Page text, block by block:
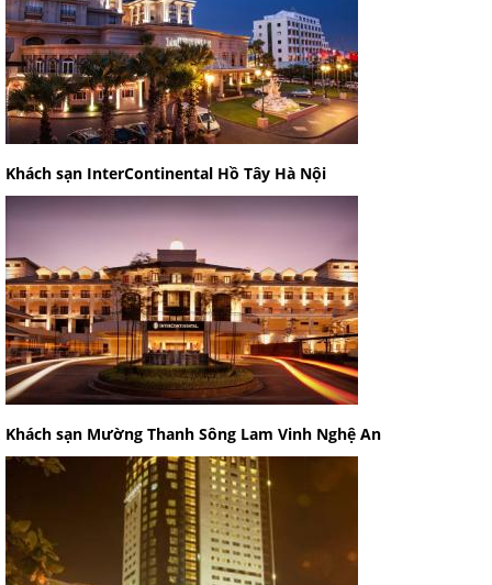
Khách sạn InterContinental Hồ Tây Hà Nội
Khách sạn Mường Thanh Sông Lam Vinh Nghệ An